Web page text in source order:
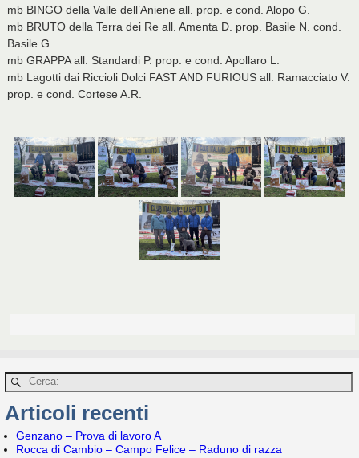
mb BINGO della Valle dell’Aniene all. prop. e cond. Alopo G.
mb BRUTO della Terra dei Re all. Amenta D. prop. Basile N. cond.
Basile G.
mb GRAPPA all. Standardi P. prop. e cond. Apollaro L.
mb Lagotti dai Riccioli Dolci FAST AND FURIOUS all. Ramacciato V.
prop. e cond. Cortese A.R.
Articoli recenti
Genzano – Prova di lavoro A
Rocca di Cambio – Campo Felice – Raduno di razza